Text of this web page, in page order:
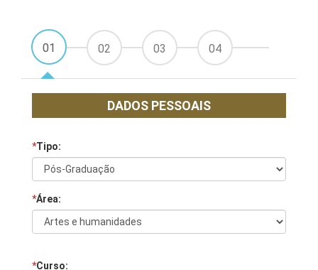
01 02 03 04
DADOS PESSOAIS
*Tipo:
*Área:
*Curso: